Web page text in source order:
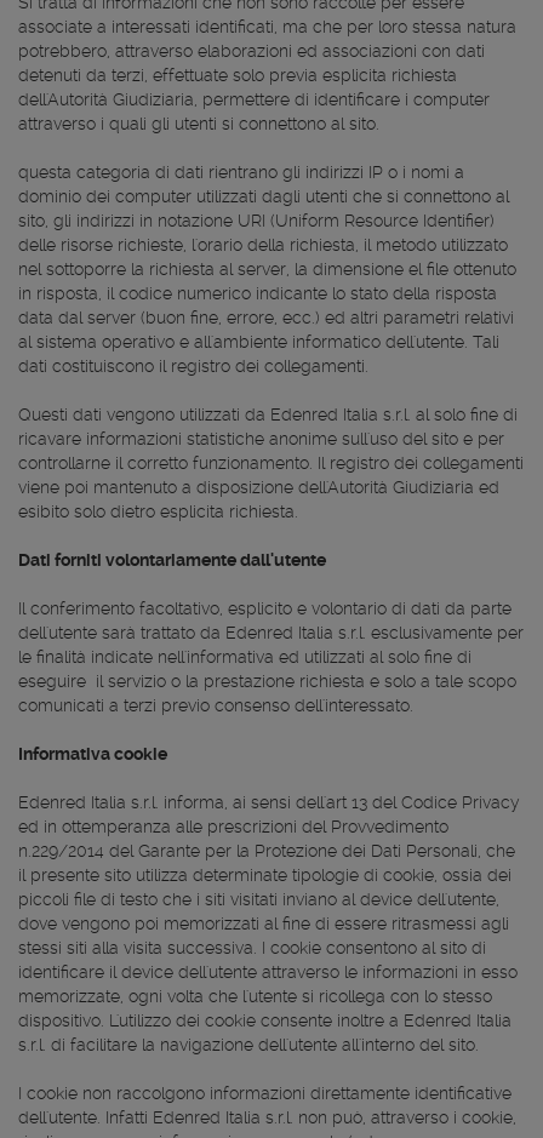
associate a interessati identificati, ma che per loro stessa natura
potrebbero, attraverso elaborazioni ed associazioni con dati
detenuti da terzi, effettuate solo previa esplicita richiesta
dell'Autorità Giudiziaria, permettere di identificare i computer
attraverso i quali gli utenti si connettono al sito.
questa categoria di dati rientrano gli indirizzi IP o i nomi a
dominio dei computer utilizzati dagli utenti che si connettono al
sito, gli indirizzi in notazione URI (Uniform Resource Identifier)
delle risorse richieste, l'orario della richiesta, il metodo utilizzato
nel sottoporre la richiesta al server, la dimensione el file ottenuto
in risposta, il codice numerico indicante lo stato della risposta
data dal server (buon fine, errore, ecc.) ed altri parametri relativi
al sistema operativo e all'ambiente informatico dell'utente. Tali
dati costituiscono il registro dei collegamenti.
Questi dati vengono utilizzati da Edenred Italia s.r.l. al solo fine di
ricavare informazioni statistiche anonime sull'uso del sito e per
controllarne il corretto funzionamento. Il registro dei collegamenti
viene poi mantenuto a disposizione dell'Autorità Giudiziaria ed
esibito solo dietro esplicita richiesta.
Dati forniti volontariamente dall'utente
Il conferimento facoltativo, esplicito e volontario di dati da parte
dell'utente sarà trattato da Edenred Italia s.r.l. esclusivamente per
le finalità indicate nell'informativa ed utilizzati al solo fine di
eseguire il servizio o la prestazione richiesta e solo a tale scopo
comunicati a terzi previo consenso dell'interessato.
Informativa cookie
Edenred Italia s.r.l. informa, ai sensi dell'art 13 del Codice Privacy
ed in ottemperanza alle prescrizioni del Provvedimento
n.229/2014 del Garante per la Protezione dei Dati Personali, che
il presente sito utilizza determinate tipologie di cookie, ossia dei
piccoli file di testo che i siti visitati inviano al device dell'utente,
dove vengono poi memorizzati al fine di essere ritrasmessi agli
stessi siti alla visita successiva. I cookie consentono al sito di
identificare il device dell'utente attraverso le informazioni in esso
memorizzate, ogni volta che l'utente si ricollega con lo stesso
dispositivo. L'utilizzo dei cookie consente inoltre a Edenred Italia
s.r.l. di facilitare la navigazione dell'utente all'interno del sito.
I cookie non raccolgono informazioni direttamente identificative
dell'utente. Infatti Edenred Italia s.r.l. non può, attraverso i cookie,